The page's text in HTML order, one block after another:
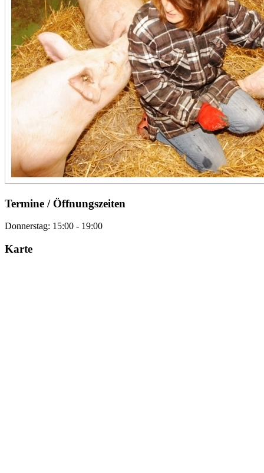
Termine / Öffnungszeiten
Donnerstag: 15:00 - 19:00
Karte